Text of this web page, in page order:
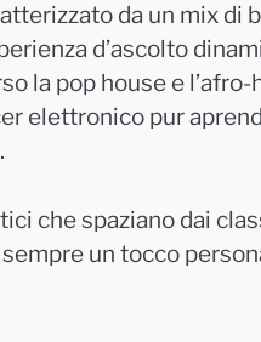
da un mix di
d’ascolto
la pop house e
elettronico pur
che spaziano dai
un tocco